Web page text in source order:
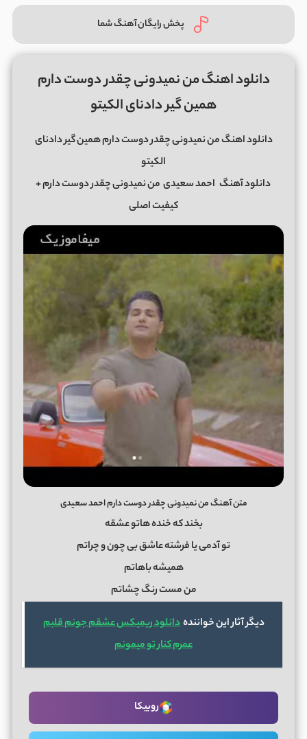
پخش رایگان آهنگ شما
دانلود اهنگ من نمیدونی چقدر دوست دارم
همین گیر دادنای الکیتو
دانلود اهنگ من نمیدونی چقدر دوست دارم همین گیر دادنای
الکیتو
دانلود آهنگ احمد سعیدی من نمیدونی چقدر دوست دارم+
کیفیت اصلی
متن آهنگ من نمیدونی چقدر دوست دارم احمد سعیدی
بخند که خنده هاتو عشقه
تو آدمی یا فرشته عاشق بی چون و چراتم
همیشه باهاتم
من مست رنگ چشاتم
دیگر آثار این خوانندهدانلود ریمیکس عشقم جونم قلبم
عمرم کنار تو میمونم
روبیکا